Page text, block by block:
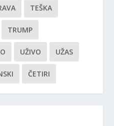
TEŠKA
TRUMP
UŽIVO UŽAS
ČETIRI